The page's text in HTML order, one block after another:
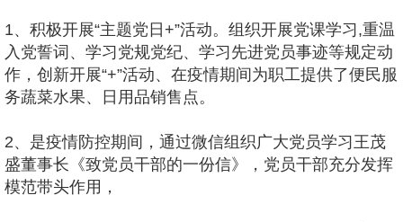
1、积极开展“主题党日+”活动。组织开展党课学习,重温
入党誓词、学习党规党纪、学习先进党员事迹等规定动
作，创新开展“+”活动、在疫情期间为职工提供了便民服
务蔬菜水果、日用品销售点。
2、是疫情防控期间，通过微信组织广大党员学习王茂
盛董事长《致党员干部的一份信》，党员干部充分发挥
模范带头作用，